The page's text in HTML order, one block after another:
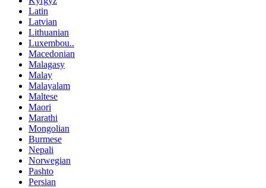
Latin
Latvian
Lithuanian
Luxembou..
Macedonian
Malagasy
Malay
Malayalam
Maltese
Maori
Marathi
Mongolian
Burmese
Nepali
Norwegian
Pashto
Persian